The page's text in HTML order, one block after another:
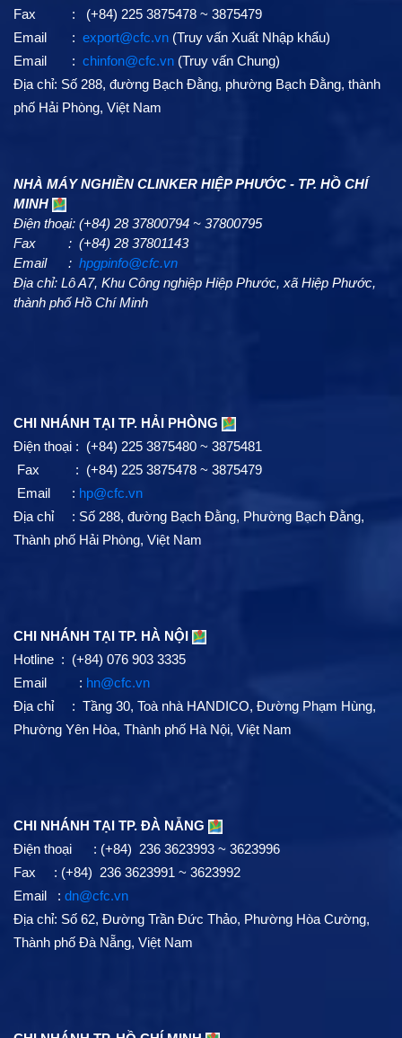
Fax : (+84) 225 3875478 ~ 3875479
Email : export@cfc.vn (Truy vấn Xuất Nhập khẩu)
Email : chinfon@cfc.vn (Truy vấn Chung)
Địa chỉ: Số 288, đường Bạch Đằng, phường Bạch Đằng, thành
phố Hải Phòng, Việt Nam
NHÀ MÁY NGHIỀN CLINKER HIỆP PHƯỚC - TP. HỒ CHÍ
MINH
Điện thoại: (+84) 28 37800794 ~ 37800795
Fax : (+84) 28 37801143
Email : hpgpinfo@cfc.vn
Địa chỉ: Lô A7, Khu Công nghiệp Hiệp Phước, xã Hiệp Phước,
thành phố Hồ Chí Minh
CHI NHÁNH TẠI TP. HẢI PHÒNG
Điện thoại : (+84) 225 3875480 ~ 3875481
Fax : (+84) 225 3875478 ~ 3875479
Email : hp@cfc.vn
Địa chỉ : Số 288, đường Bạch Đằng, Phường Bạch Đằng,
Thành phố Hải Phòng, Việt Nam
CHI NHÁNH TẠI TP. HÀ NỘI
Hotline : (+84) 076 903 3335
Email : hn@cfc.vn
Địa chỉ : Tầng 30, Toà nhà HANDICO, Đường Phạm Hùng,
Phường Yên Hòa, Thành phố Hà Nội, Việt Nam
CHI NHÁNH TẠI TP. ĐÀ NẴNG
Điện thoại : (+84) 236 3623993 ~ 3623996
Fax : (+84) 236 3623991 ~ 3623992
Email : dn@cfc.vn
Địa chỉ: Số 62, Đường Trần Đức Thảo, Phường Hòa Cường,
Thành phố Đà Nẵng, Việt Nam